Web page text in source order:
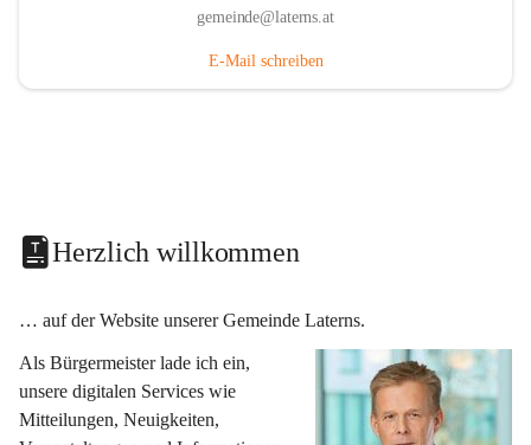
gemeinde@laterns.at
E-Mail schreiben
Herzlich willkommen
… auf der Website unserer Gemeinde Laterns.
Als Bürgermeister lade ich ein,
unsere digitalen Services wie
Mitteilungen, Neuigkeiten,